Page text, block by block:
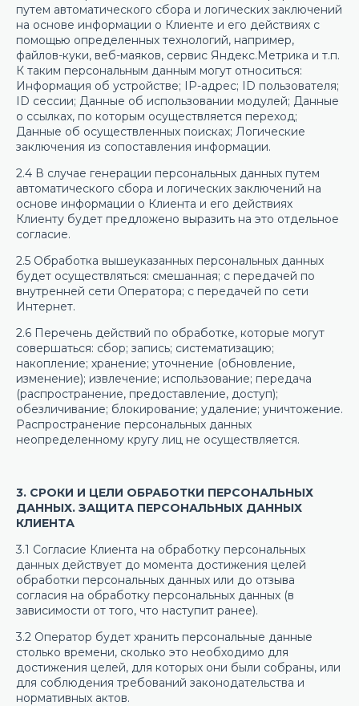
путем автоматического сбора и логических заключений
на основе информации о Клиенте и его действиях с
помощью определенных технологий, например,
файлов-куки, веб-маяков, сервис Яндекс.Метрика и т.п.
К таким персональным данным могут относиться:
Информация об устройстве; IP-адрес; ID пользователя;
ID сессии; Данные об использовании модулей; Данные
о ссылках, по которым осуществляется переход;
Данные об осуществленных поисках; Логические
заключения из сопоставления информации.
2.4 В случае генерации персональных данных путем
автоматического сбора и логических заключений на
основе информации о Клиента и его действиях
Клиенту будет предложено выразить на это отдельное
согласие.
2.5 Обработка вышеуказанных персональных данных
будет осуществляться: смешанная; с передачей по
внутренней сети Оператора; с передачей по сети
Интернет.
2.6 Перечень действий по обработке, которые могут
совершаться: сбор; запись; систематизацию;
накопление; хранение; уточнение (обновление,
изменение); извлечение; использование; передача
(распространение, предоставление, доступ);
обезличивание; блокирование; удаление; уничтожение.
Распространение персональных данных
неопределенному кругу лиц не осуществляется.
3. СРОКИ И ЦЕЛИ ОБРАБОТКИ ПЕРСОНАЛЬНЫХ
ДАННЫХ. ЗАЩИТА ПЕРСОНАЛЬНЫХ ДАННЫХ
КЛИЕНТА
3.1 Согласие Клиента на обработку персональных
данных действует до момента достижения целей
обработки персональных данных или до отзыва
согласия на обработку персональных данных (в
зависимости от того, что наступит ранее).
3.2 Оператор будет хранить персональные данные
столько времени, сколько это необходимо для
достижения целей, для которых они были собраны, или
для соблюдения требований законодательства и
нормативных актов.